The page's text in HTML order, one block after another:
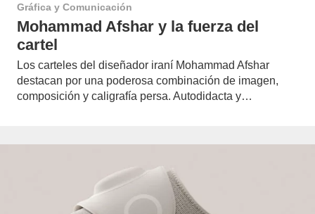
Gráfica y Comunicación
Mohammad Afshar y la fuerza del
cartel
Los carteles del diseñador iraní Mohammad Afshar
destacan por una poderosa combinación de imagen,
composición y caligrafía persa. Autodidacta y…